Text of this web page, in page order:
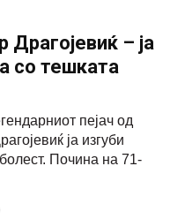
Драгојевиќ – ја
со тешката
пејач од
ја изгуби
Почина на 71-